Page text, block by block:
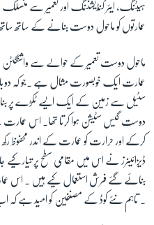
آڈیو
اسپیشل کوریج
اداریہ
Learning English
FOLLOW US
زبان
ہیٹنگ، ایئر کنڈیشننگ اور تعمیر سے منسلک
عمارتوں کو ماحول دوست بنانے کے ساتھ
ماحول دوست تعمیر کے حوالے سے واشنگٹن
عمارت ایک خوبصورت مثال ہے ۔جو کہ
سٹیل سے زمین کے ایک ایسے ٹکڑے پر
دوست گیس سٹیشن ہوا کرتا تھا۔ اس
کرکے اور حرارت کو عمارت کے اندر محفوظ
ڈیزائینرز نے اس میں مقامی سطح پر تیارکیے
بنائے گئے فرش استعمال کیے ہیں ۔ اس
۔ تاہم نئے کوڈ کے مصنفین کو امید ہے کہ